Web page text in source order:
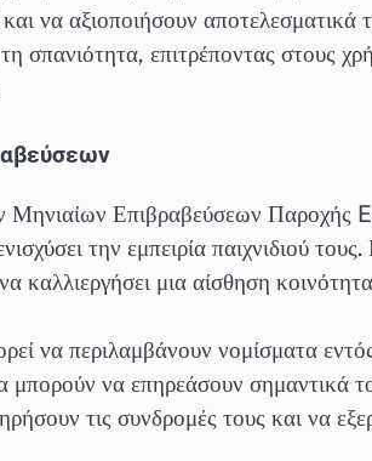
να αξιοποιήσουν αποτελεσματικά
σπανιότητα, επιτρέποντας στους
Επιβραβεύσεων Παροχής
την εμπειρία παιχνιδιού
καλλιεργήσει μια αίσθηση
να περιλαμβάνουν νομίσματα
μπορούν να επηρεάσουν σημαντικά
τις συνδρομές τους και να